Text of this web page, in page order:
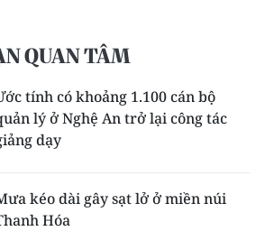
QUAN TÂM
tính có khoảng 1.100 cán bộ
lý ở Nghệ An trở lại công tác
dạy
kéo dài gây sạt lở ở miền núi
Hóa